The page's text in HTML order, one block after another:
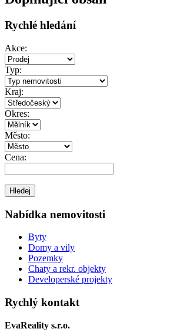
Rychlé hledání
Akce:
Typ:
Kraj:
Okres:
Město:
Cena:
Nabídka nemovitosti
Byty
Domy a vily
Pozemky
Chaty a rekr. objekty
Developerské projekty
Rychlý kontakt
EvaReality s.r.o.